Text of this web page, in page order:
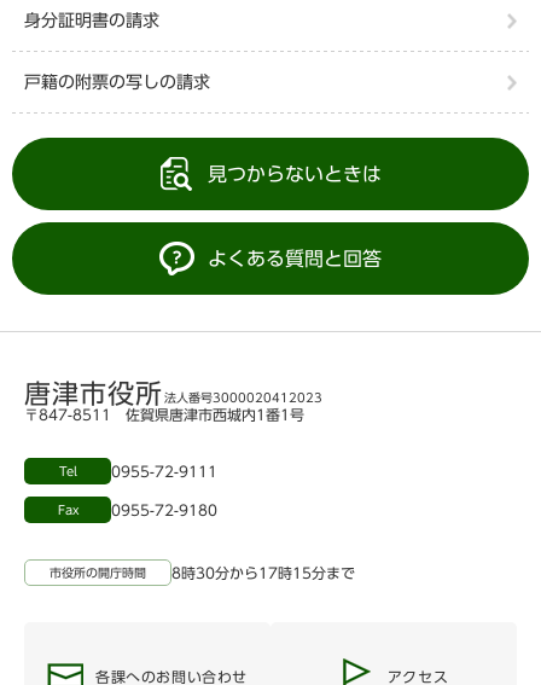
身分証明書の請求
戸籍の附票の写しの請求
見つからないときは
よくある質問と回答
唐津市役所 法人番号3000020412023
〒847-8511 佐賀県唐津市西城内1番1号
Tel 0955-72-9111
Fax 0955-72-9180
市役所の開庁時間 8時30分から17時15分まで
各課へのお問い合わせ アクセス